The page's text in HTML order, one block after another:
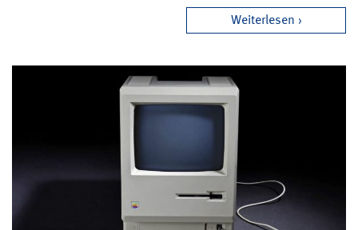
Weiterlesen